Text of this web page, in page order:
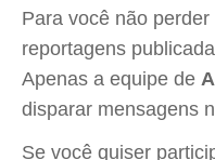
Para você não
reportagens
Apenas a equipe de
disparar mensagens
Se você quiser